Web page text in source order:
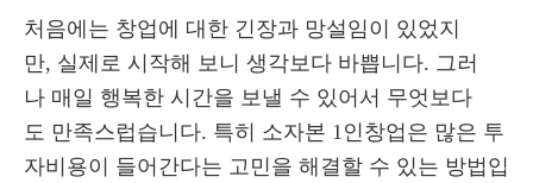
처음에는 창업에 대한 긴장과 망설임이 있었지
만, 실제로 시작해 보니 생각보다 바쁩니다. 그러
나 매일 행복한 시간을 보낼 수 있어서 무엇보다
도 만족스럽습니다. 특히 소자본 1인창업은 많은 투
자비용이 들어간다는 고민을 해결할 수 있는 방법입